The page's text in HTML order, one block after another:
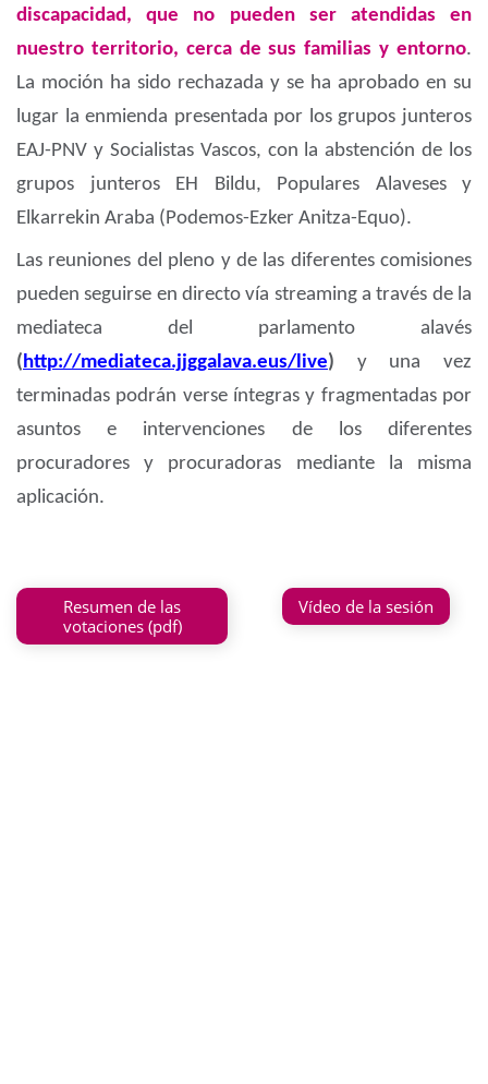
discapacidad, que no pueden ser atendidas en
nuestro territorio, cerca de sus familias y entorno.
La moción ha sido rechazada y se ha aprobado en su
lugar la enmienda presentada por los grupos junteros
EAJ-PNV y Socialistas Vascos, con la abstención de los
grupos junteros EH Bildu, Populares Alaveses y
Elkarrekin Araba (Podemos-Ezker Anitza-Equo).
Las reuniones del pleno y de las diferentes comisiones
pueden seguirse en directo vía streaming a través de la
mediateca del parlamento alavés
(http://mediateca.jjggalava.eus/live) y una vez
terminadas podrán verse íntegras y fragmentadas por
asuntos e intervenciones de los diferentes
procuradores y procuradoras mediante la misma
aplicación.
Resumen de las
votaciones (pdf)
Vídeo de la sesión